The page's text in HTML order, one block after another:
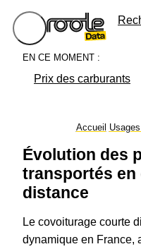
EN CE MOMENT :
Prix des carburants
Accueil
Évolution des
transportés
distance
Le covoiturage courte
dynamique en France,